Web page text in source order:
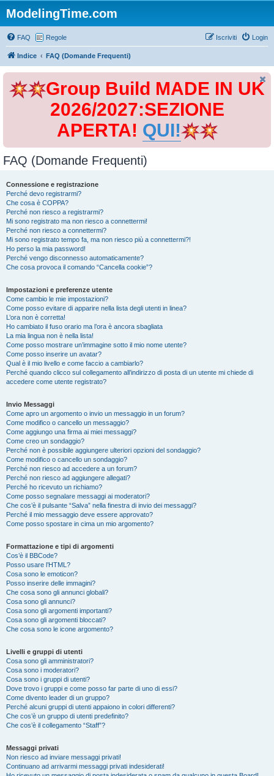
ModelingTime.com
FAQ Regole Login
Iscriviti
Indice FAQ (Domande Frequenti)
Group Build MADE IN UK
2026/2027:SEZIONE
APERTA! QUI!
FAQ (Domande Frequenti)
Connessione e registrazione
Perché devo registrarmi?
Che cosa è COPPA?
Perché non riesco a registrarmi?
Mi sono registrato ma non riesco a connettermi!
Perché non riesco a connettermi?
Mi sono registrato tempo fa, ma non riesco più a connettermi?!
Ho perso la mia password!
Perché vengo disconnesso automaticamente?
Che cosa provoca il comando “Cancella cookie”?
Impostazioni e preferenze utente
Come cambio le mie impostazioni?
Come posso evitare di apparire nella lista degli utenti in linea?
L’ora non è corretta!
Ho cambiato il fuso orario ma l’ora è ancora sbagliata
La mia lingua non è nella lista!
Come posso mostrare un’immagine sotto il mio nome utente?
Come posso inserire un avatar?
Qual è il mio livello e come faccio a cambiarlo?
Perché quando clicco sul collegamento all’indirizzo di posta di un utente mi chiede di
accedere come utente registrato?
Invio Messaggi
Come apro un argomento o invio un messaggio in un forum?
Come modifico o cancello un messaggio?
Come aggiungo una firma ai miei messaggi?
Come creo un sondaggio?
Perché non è possibile aggiungere ulteriori opzioni del sondaggio?
Come modifico o cancello un sondaggio?
Perché non riesco ad accedere a un forum?
Perché non riesco ad aggiungere allegati?
Perché ho ricevuto un richiamo?
Come posso segnalare messaggi ai moderatori?
Che cos’è il pulsante “Salva” nella finestra di invio dei messaggi?
Perché il mio messaggio deve essere approvato?
Come posso spostare in cima un mio argomento?
Formattazione e tipi di argomenti
Cos’è il BBCode?
Posso usare l’HTML?
Cosa sono le emoticon?
Posso inserire delle immagini?
Che cosa sono gli annunci globali?
Cosa sono gli annunci?
Cosa sono gli argomenti importanti?
Cosa sono gli argomenti bloccati?
Che cosa sono le icone argomento?
Livelli e gruppi di utenti
Cosa sono gli amministratori?
Cosa sono i moderatori?
Cosa sono i gruppi di utenti?
Dove trovo i gruppi e come posso far parte di uno di essi?
Come divento leader di un gruppo?
Perché alcuni gruppi di utenti appaiono in colori differenti?
Che cos’è un gruppo di utenti predefinito?
Che cos’è il collegamento “Staff”?
Messaggi privati
Non riesco ad inviare messaggi privati!
Continuano ad arrivarmi messaggi privati indesiderati!